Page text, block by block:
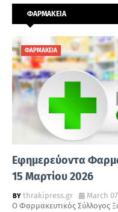
ΦΑΡΜΑΚΕΙΑ
ΦΑΡΜΑΚΕΙΑ
Εφημερεύοντα
15 Μαρτίου 2026
thrakipress.gr
March
Ο Φαρμακευτικός Σύλλογος